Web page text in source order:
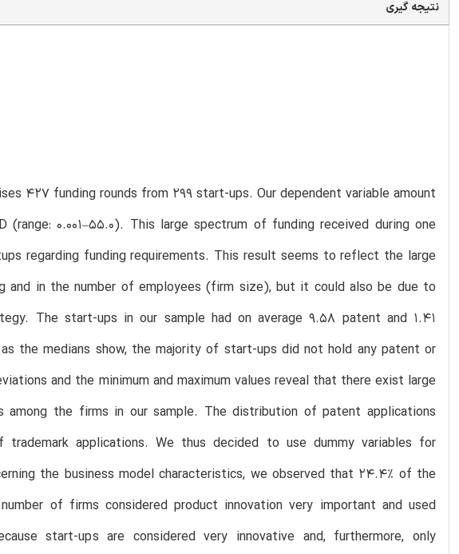
نتیجه گیری
427 funding rounds from 299 start-ups. Our dependent variable amount
0.001–55.0). This large spectrum of funding received during one
regarding funding requirements. This result seems to reflect the large
in the number of employees (firm size), but it could also be due to
The start-ups in our sample had on average 9.58 patent and 1.41
the medians show, the majority of start-ups did not hold any patent or
and the minimum and maximum values reveal that there exist large
the firms in our sample. The distribution of patent applications
applications. We thus decided to use dummy variables for
the business model characteristics, we observed that 24.4% of the
of firms considered product innovation very important and used
start-ups are considered very innovative and, furthermore, only